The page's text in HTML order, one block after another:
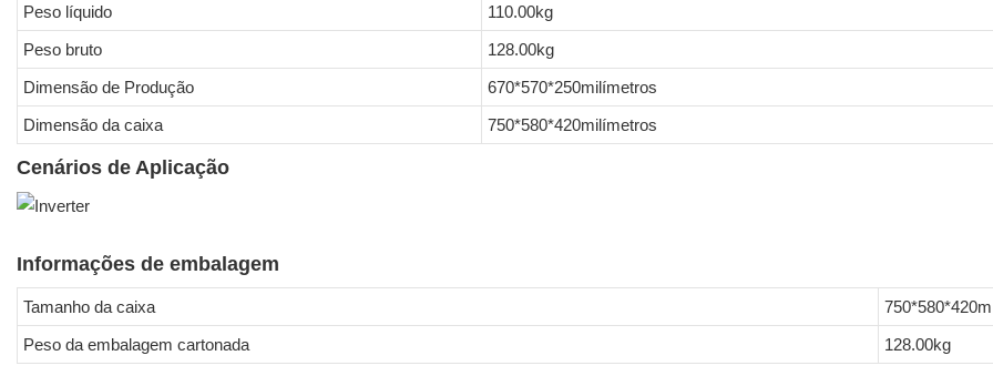
Peso líquido
110.00kg
Peso bruto
128.00kg
Dimensão de Produção
670*570*250milímetros
Dimensão da caixa
750*580*420milímetros
Cenários de Aplicação
Informações de embalagem
Tamanho da caixa
Peso da embalagem cartonada
128.00kg